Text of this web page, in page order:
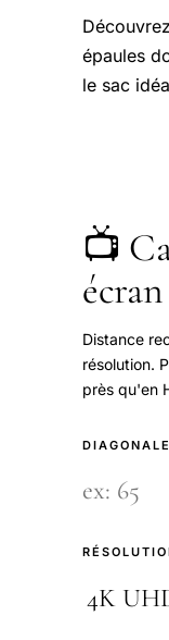
épaules
le sac
📺
Distance
résolution.
près qu'en